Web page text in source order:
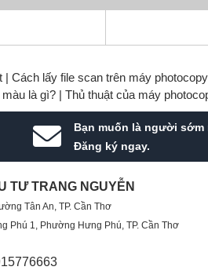
| Cách lấy file scan trên máy
là gì? | Thủ thuật của máy
Bạn muốn là người sớm
Đăng ký ngay.
TƯ TRANG NGUYỄN
Tân An, TP. Cần Thơ
Phú 1, Phường Hưng Phú, TP. Cần Thơ